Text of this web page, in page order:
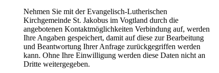
Nehmen Sie mit der Evangelisch-Lutherischen
Kirchgemeinde St. Jakobus im Vogtland durch die
angebotenen Kontaktmöglichkeiten Verbindung auf, werden
Ihre Angaben gespeichert, damit auf diese zur Bearbeitung
und Beantwortung Ihrer Anfrage zurückgegriffen werden
kann. Ohne Ihre Einwilligung werden diese Daten nicht an
Dritte weitergegeben.